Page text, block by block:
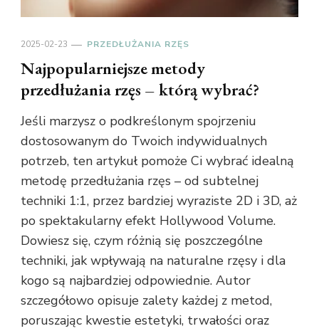
2025-02-23 PRZEDŁUŻANIA RZĘS
Najpopularniejsze metody
przedłużania rzęs – którą wybrać?
Jeśli marzysz o podkreślonym spojrzeniu
dostosowanym do Twoich indywidualnych
potrzeb, ten artykuł pomoże Ci wybrać idealną
metodę przedłużania rzęs – od subtelnej
techniki 1:1, przez bardziej wyraziste 2D i 3D, aż
po spektakularny efekt Hollywood Volume.
Dowiesz się, czym różnią się poszczególne
techniki, jak wpływają na naturalne rzęsy i dla
kogo są najbardziej odpowiednie. Autor
szczegółowo opisuje zalety każdej z metod,
poruszając kwestie estetyki, trwałości oraz